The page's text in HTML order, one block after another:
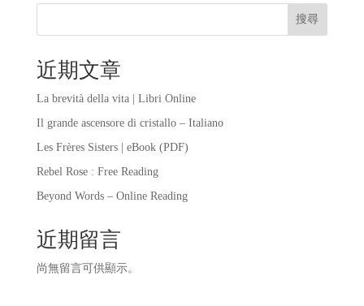
搜尋
近期文章
La brevità della vita | Libri Online
Il grande ascensore di cristallo – Italiano
Les Frères Sisters | eBook (PDF)
Rebel Rose : Free Reading
Beyond Words – Online Reading
近期留言
尚無留言可供顯示。